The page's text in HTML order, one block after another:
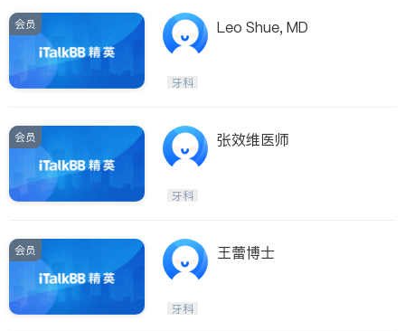
会员 Leo Shue, MD
牙科
会员 张效维医师
牙科
会员 王蕾博士
牙科